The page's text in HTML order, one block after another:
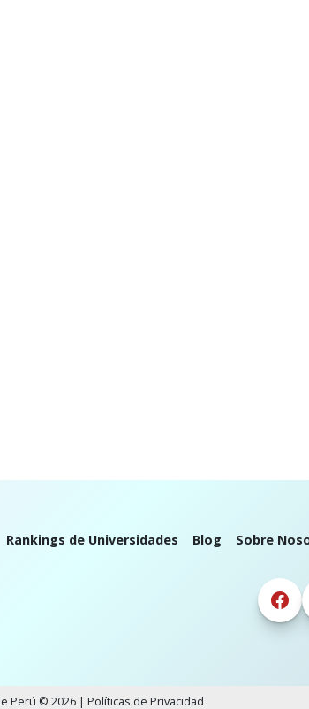
Rankings de Universidades Blog Sobre
Perú © 2026 | Políticas de Privacidad